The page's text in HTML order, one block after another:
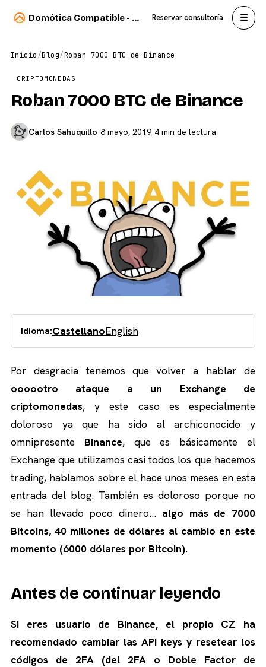
Domótica Compatible - Carlos Sahuquillo Reservar consultoría ☰
Inicio/Blog/Roban 7000 BTC de Binance
CRIPTOMONEDAS
Roban 7000 BTC de Binance
Carlos Sahuquillo·8 mayo, 2019·4 min de lectura
Idioma:CastellanoEnglish
Por desgracia tenemos que volver a hablar de
oooootro ataque a un Exchange de
criptomonedas, y este caso es especialmente
doloroso ya que ha sido al archiconocido y
omnipresente Binance, que es básicamente el
Exchange que utilizamos casi todos los que hacemos
trading, hablamos sobre el hace unos meses en esta
entrada del blog. También es doloroso porque no
se han llevado poco dinero… algo más de 7000
Bitcoins, 40 millones de dólares al cambio en este
momento (6000 dólares por Bitcoin).
Antes de continuar leyendo
Si eres usuario de Binance, el propio CZ ha
recomendado cambiar las API keys y resetear los
códigos de 2FA (del 2FA o Doble Factor de